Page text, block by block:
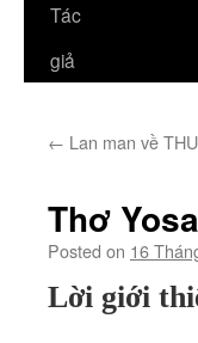
Tác
giả
← Lan man về
Thơ
Posted on 16
Lời giới